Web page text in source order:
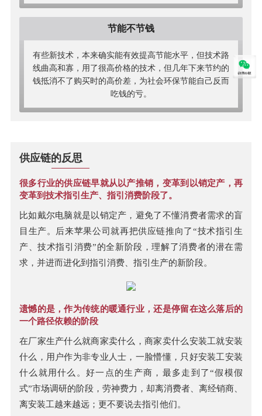
节能不节钱
有些新技术，本来确实能有效提高节能水平，但技术路
线曲高和寡，用了很高价格的技术，但几年下来节约的
钱抵消不了购买时的高价差，为社会环保节能自己反而
吃钱的亏。
供应链的反思
很多行业的供应链早就从以产推销，变革到以销定产，再
变革到技术指引生产、指引消费阶段了。
比如戴尔电脑就是以销定产，避免了不懂消费者需求的盲
目生产。后来苹果公司就再把供应链推向了“技术指引生
产、技术指引消费”的全新阶段，理解了消费者的潜在需
求，并进而进化到指引消费、指引生产的新阶段。
遗憾的是，作为传统的暖通行业，还是停留在这么落后的
一个路径依赖的阶段
在厂家生产什么就商家卖什么，商家卖什么安装工就安装
什么，用户作为非专业人士，一脸懵懂，只好安装工安装
什么就用什么。好一点的生产商，最多走到了“假模假
式”市场调研的阶段，劳神费力，却离消费者、离经销商、
离安装工越来越远；更不要说去指引他们。